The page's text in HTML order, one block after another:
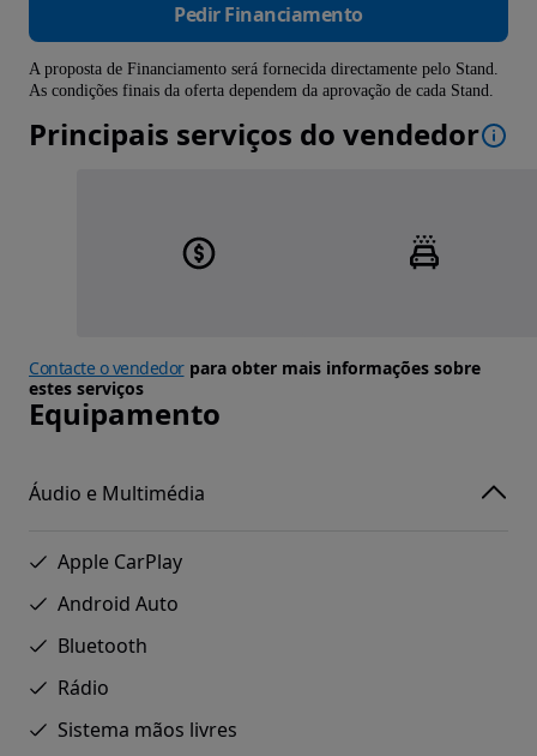
Pedir Financiamento
A proposta de Financiamento será fornecida directamente pelo Stand.
As condições finais da oferta dependem da aprovação de cada Stand.
Principais serviços do vendedor
Contacte o vendedorpara obter mais informações sobre
estes serviços
Equipamento
Áudio e Multimédia
Apple CarPlay
Android Auto
Bluetooth
Rádio
Sistema mãos livres